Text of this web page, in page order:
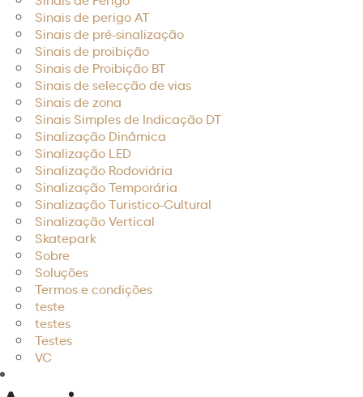
Sinais de perigo AT
Sinais de pré-sinalização
Sinais de proibição
Sinais de Proibição BT
Sinais de selecção de vias
Sinais de zona
Sinais Simples de Indicação DT
Sinalização Dinâmica
Sinalização LED
Sinalização Rodoviária
Sinalização Temporária
Sinalização Turistico-Cultural
Sinalização Vertical
Skatepark
Sobre
Soluções
Termos e condições
teste
testes
Testes
VC